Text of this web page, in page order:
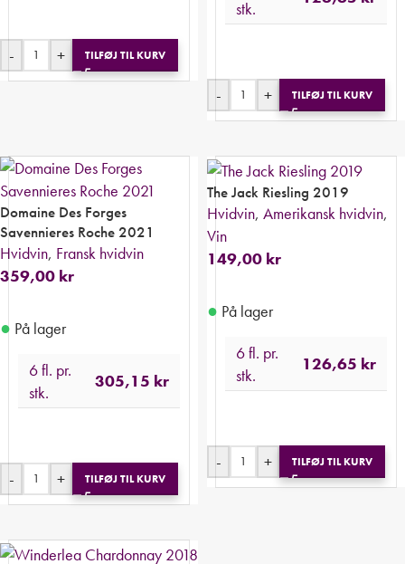
- + TILFØJ TIL KURV
stk.
- + TILFØJ TIL KURV
Domaine Des Forges
Savennieres Roche 2021
Hvidvin, Fransk hvidvin
359,00 kr
● På lager
6 fl. pr.
stk.
305,15 kr
- + TILFØJ TIL KURV
The Jack Riesling 2019
Hvidvin, Amerikansk hvidvin,
Vin
149,00 kr
● På lager
6 fl. pr.
stk.
126,65 kr
- + TILFØJ TIL KURV